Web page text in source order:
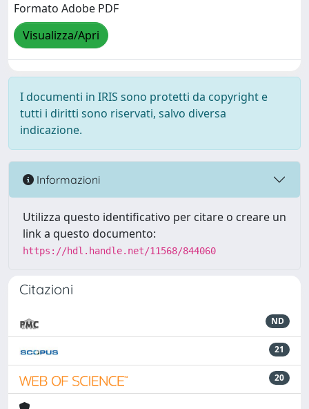
Formato Adobe PDF
Visualizza/Apri
I documenti in IRIS sono protetti da copyright e
tutti i diritti sono riservati, salvo diversa
indicazione.
Informazioni
Utilizza questo identificativo per citare o creare un
link a questo documento:
https://hdl.handle.net/11568/844060
Citazioni
ND
21
20